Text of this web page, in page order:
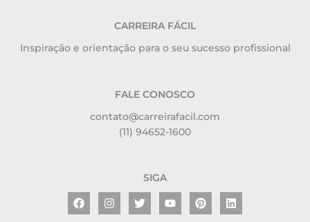
CARREIRA FÁCIL
Inspiração e orientação para o seu sucesso profissional
FALE CONOSCO
contato@carreirafacil.com
(11) 94652-1600
SIGA
FacebookInstagram
TwitterYoutubePinterestLinkedin